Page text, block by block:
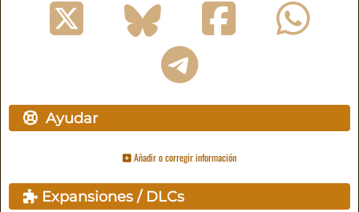
Ayudar
Añadir o corregir información
Expansiones / DLCs